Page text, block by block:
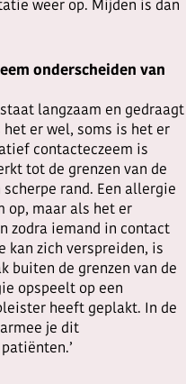
weer op. Mijden is dan
onderscheiden van
langzaam en gedraagt
er wel, soms is het er
contacteczeem is
tot de grenzen van de
rand. Een allergie
op, maar als het er
zodra iemand in contact
kan zich verspreiden, is
buiten de grenzen van de
opspeelt op een
heeft geplakt. In de
je dit